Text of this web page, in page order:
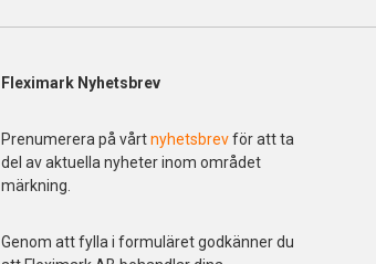
Fleximark Nyhetsbrev
Prenumerera på vårtnyhetsbrevför att ta
del av aktuella nyheter inom området
märkning.
Genom att fylla i formuläret godkänner du